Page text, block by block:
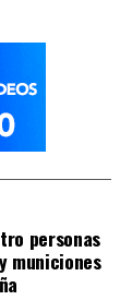
personas
municiones